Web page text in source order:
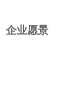
企业愿景